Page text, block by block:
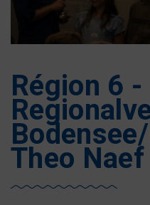
Région 6 -
Theo Naef